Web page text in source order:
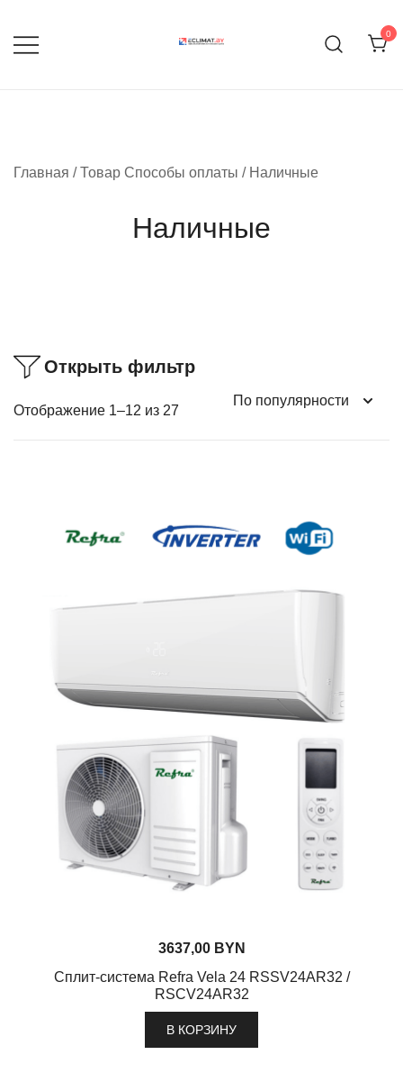
содержимому
0
Главная / Товар Способы оплаты / Наличные
Наличные
Открыть фильтр
Отображение 1–12 из 27
3637,00 BYN
Сплит-система Refra Vela 24 RSSV24AR32 /
RSCV24AR32
В КОРЗИНУ